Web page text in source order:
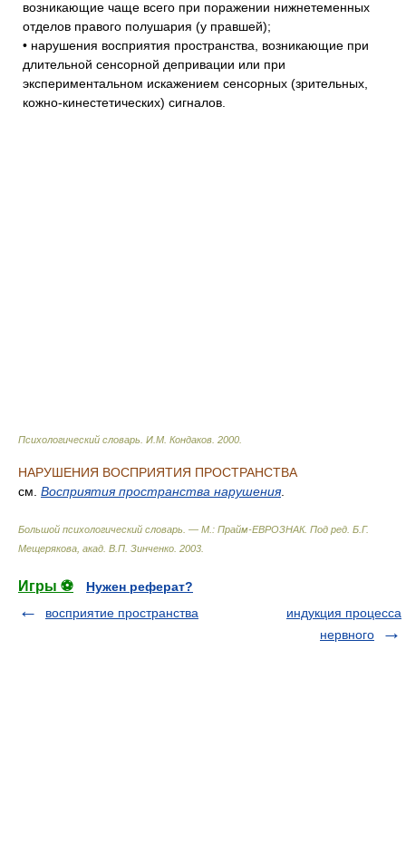
возникающие чаще всего при поражении нижнетеменных
отделов правого полушария (у правшей);
• нарушения восприятия пространства, возникающие при
длительной сенсорной депривации или при
экспериментальном искажением сенсорных (зрительных,
кожно-кинестетических) сигналов.
Психологический словарь И.М. Кондаков 2000
НАРУШЕНИЯ ВОСПРИЯТИЯ ПРОСТРАНСТВА
см. Восприятия пространства нарушения.
Большой психологический словарь. — М.: Прайм-ЕВРОЗНАК. Под ред. Б.Г.
Мещерякова, акад. В.П. Зинченко 2003
Игры ⚽
Нужен реферат?
восприятие пространства
индукция процесса
нервного